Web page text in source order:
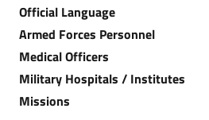
Official Language
Armed Forces Personnel
Medical Officers
Military Hospitals / Institutes
Missions